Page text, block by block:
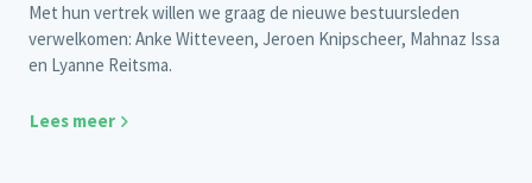
Met hun vertrek willen we graag de nieuwe bestuursleden
verwelkomen: Anke Witteveen, Jeroen Knipscheer, Mahnaz Issa
en Lyanne Reitsma.
Lees meer